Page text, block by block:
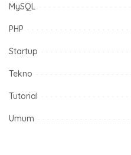
MySQL
PHP
Startup
Tekno
Tutorial
Umum